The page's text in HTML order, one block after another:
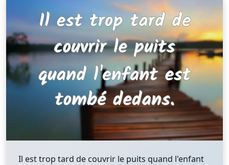
Il est trop tard de couvrir le puits quand l'enfant